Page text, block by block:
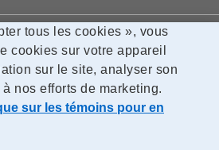
juridiques
Confidentialité
Recherche
tous les cookies », vous
cookies sur votre appareil
sur le site, analyser son
nos efforts de marketing.
sur les témoins pour en